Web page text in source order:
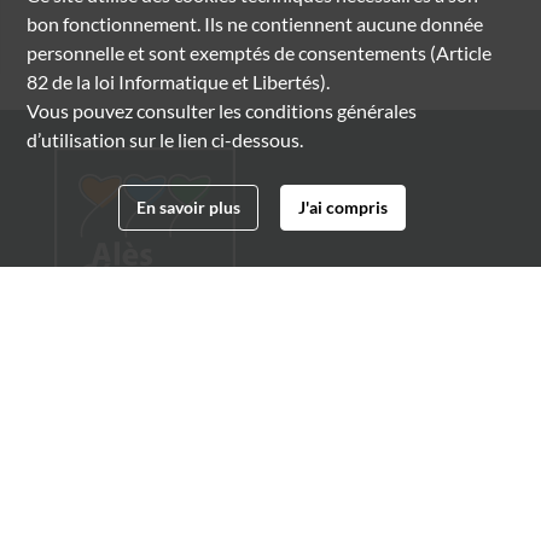
bon fonctionnement. Ils ne contiennent aucune donnée
personnelle et sont exemptés de consentements (Article
82 de la loi Informatique et Libertés).
Vous pouvez consulter les conditions générales
d’utilisation sur le lien ci-dessous.
En savoir plus J'ai compris